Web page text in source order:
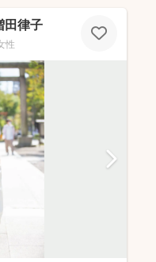
律子
性